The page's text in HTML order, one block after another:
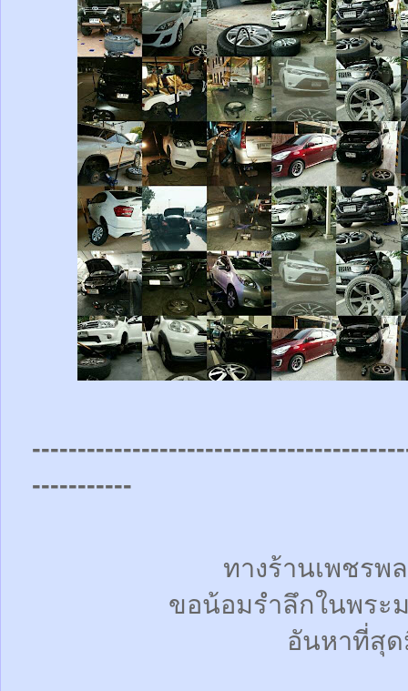
-----------
ทางร้านเพชรพ
ขอน้อมรำลึกในพร
อันหาที่สุ